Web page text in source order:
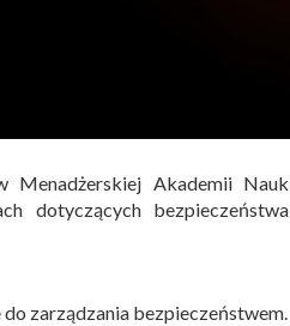
Menadżerskiej Akademii Nauk
dotyczących bezpieczeństwa
zarządzania bezpieczeństwem.